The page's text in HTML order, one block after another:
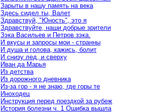
Зарыты в нашу память на века
Здесь сидел ты, Валет
Здравствуй, "Юность", это я
Здравствуйте, наши добрые зрители
Зэка Васильев и Петров зэка.
И вкусы и запросы мои - странны
И душа и голова, кажись, болит
И снизу лед, и сверху
Иван да Марья
Из детства
Из дорожного дневника
Из-за гор - я не знаю, где горы те
Иноходец
Инструкция перед поездкой за рубеж
История болезни ч. 1 Ошибка вышла